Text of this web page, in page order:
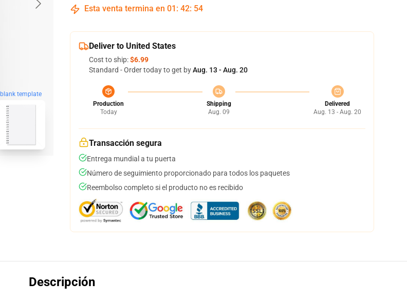
blank template
Esta venta termina en 01 : 42: 53
Deliver to United States
Cost to ship:$6.99
Standard - Order today to get byAug. 13 - Aug. 20
Production
Today
Shipping
Aug. 09
Delivered
Aug. 13 - Aug. 20
Transacción segura
Entrega mundial a tu puerta
Número de seguimiento proporcionado para todos los paquetes
Reembolso completo si el producto no es recibido
Descripción